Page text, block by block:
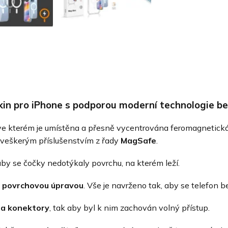
pro iPhone s podporou moderní technologie
kterém je umístěna a přesně vycentrována
příslušenstvím z řady MagSafe.
se čočky nedotýkaly povrchu, na kterém leží.
úpravou. Vše je navrženo tak, aby se telefon
konektory, tak aby byl k nim zachován volný přístup.